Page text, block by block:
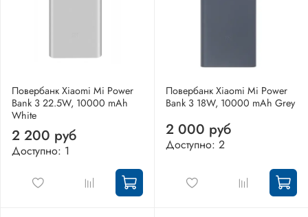
Повербанк Xiaomi Mi Power
Bank 3 22.5W, 10000 mAh
White
2 200 руб
Доступно: 1
Повербанк Xiaomi Mi Power
Bank 3 18W, 10000 mAh Grey
2 000 руб
Доступно: 2